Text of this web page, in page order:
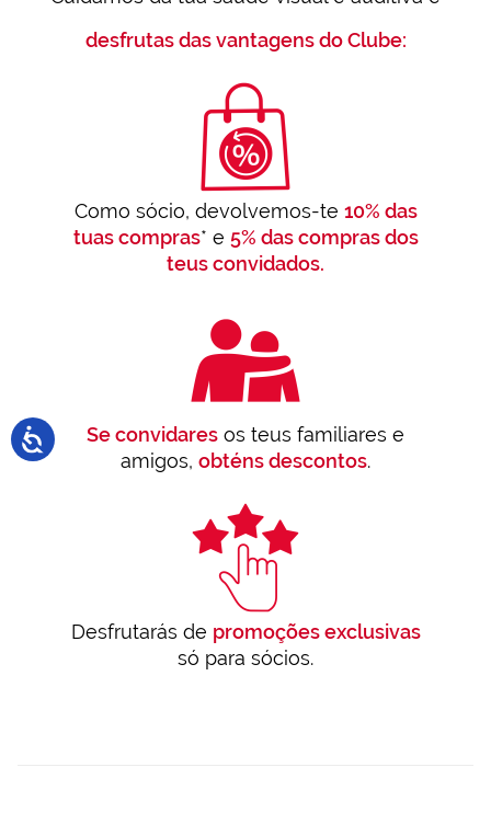
desfrutas das vantagens do Clube:
Como sócio, devolvemos-te 10% das
tuas compras* e 5% das compras dos
teus convidados.
Se convidares os teus familiares e
amigos, obténs descontos.
Desfrutarás de promoções exclusivas
só para sócios.